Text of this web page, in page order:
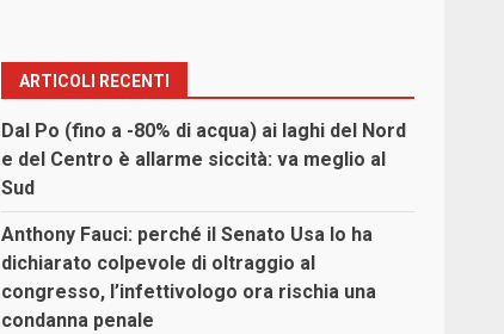
ARTICOLI RECENTI
Dal Po (fino a -80% di acqua) ai laghi del Nord
e del Centro è allarme siccità: va meglio al
Sud
Anthony Fauci: perché il Senato Usa lo ha
dichiarato colpevole di oltraggio al
congresso, l’infettivologo ora rischia una
condanna penale